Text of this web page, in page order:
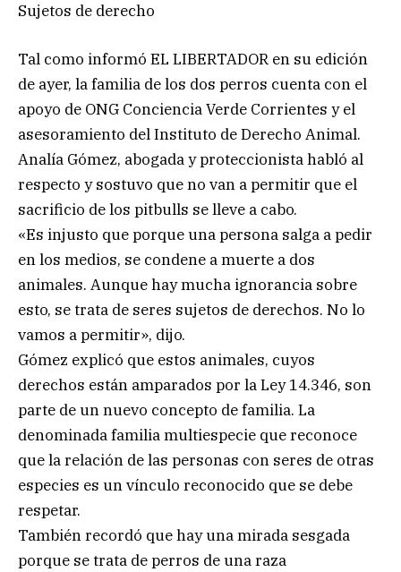
Sujetos de derecho
Tal como informó EL LIBERTADOR en su edición
de ayer, la familia de los dos perros cuenta con el
apoyo de ONG Conciencia Verde Corrientes y el
asesoramiento del Instituto de Derecho Animal.
Analía Gómez, abogada y proteccionista habló al
respecto y sostuvo que no van a permitir que el
sacrificio de los pitbulls se lleve a cabo.
«Es injusto que porque una persona salga a pedir
en los medios, se condene a muerte a dos
animales. Aunque hay mucha ignorancia sobre
esto, se trata de seres sujetos de derechos. No lo
vamos a permitir», dijo.
Gómez explicó que estos animales, cuyos
derechos están amparados por la Ley 14.346, son
parte de un nuevo concepto de familia. La
denominada familia multiespecie que reconoce
que la relación de las personas con seres de otras
especies es un vínculo reconocido que se debe
respetar.
También recordó que hay una mirada sesgada
porque se trata de perros de una raza